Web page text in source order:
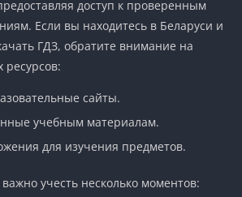
доступ к проверенным
Если вы находитесь в Беларуси и
ГДЗ, обратите внимание на
ресурсов:
сайты.
учебным материалам.
для изучения предметов.
учесть несколько моментов: